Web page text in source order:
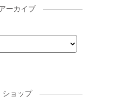
アーカイブ
ショップ